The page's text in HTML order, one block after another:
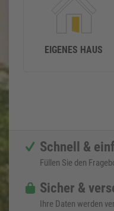
EIGENES HAUS
Schnell &
Füllen Sie den
Sicher &
Ihre Daten werden